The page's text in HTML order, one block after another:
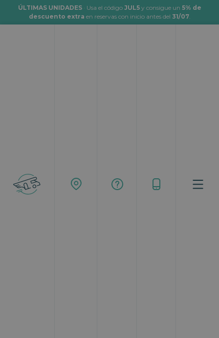
ÚLTIMAS UNIDADES· Usa el código JUL5y consigue un 5% de
descuento extra en reservas con inicio antes del 31/07.